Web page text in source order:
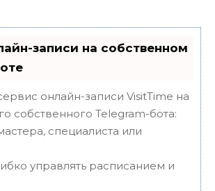
записи на собственном
онлайн-записи VisitTime на
собственного Telegram-бота:
специалиста или
управлять расписанием и